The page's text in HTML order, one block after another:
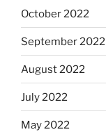
October 2022
September 2022
August 2022
July 2022
May 2022